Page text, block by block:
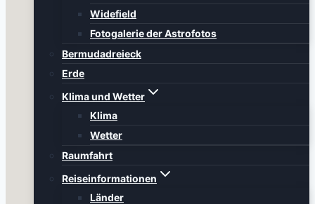
Widefield
Fotogalerie der Astrofotos
Bermudadreieck
Erde
Klima und Wetter
Klima
Wetter
Raumfahrt
Reiseinformationen
Länder